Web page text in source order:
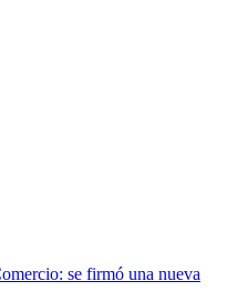
se firmó una nueva